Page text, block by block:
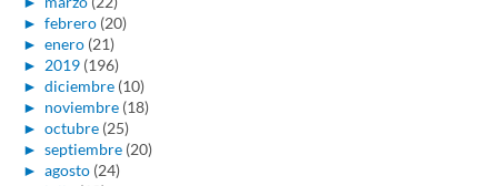
► febrero (20)
► enero (21)
► 2019 (196)
► diciembre (10)
► noviembre (18)
► octubre (25)
► septiembre (20)
► agosto (24)